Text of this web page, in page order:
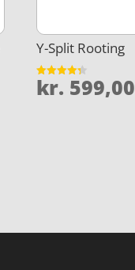
Y-Split Rooting
Vurderet
4.3
kr. 599,00